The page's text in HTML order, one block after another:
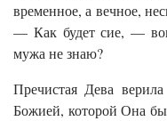
временное, а вечное,
— Как будет сие, —
мужа не знаю?
Пречистая Дева
Божией, которой Она